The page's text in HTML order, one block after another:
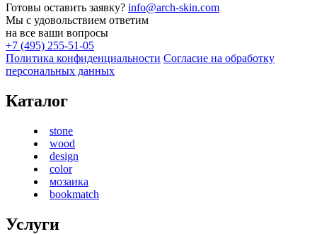
Готовы оставить заявку? info@arch-skin.com
Мы с удовольствием ответим
на все ваши вопросы
+7 (495) 255-51-05
Политика конфиденциальности Согласие на обработку
персональных данных
Каталог
stone
wood
design
color
мозаика
bookmatch
Услуги